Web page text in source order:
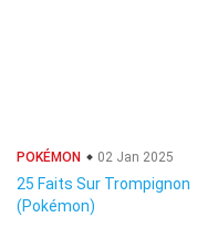
POKÉMON 02 Jan 2025
25 Faits Sur Trompignon
(Pokémon)